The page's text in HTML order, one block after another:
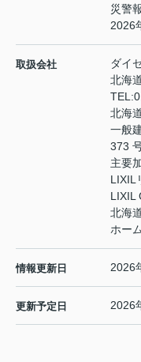
災警
2026
取扱会社
ダイ
北海
TEL:
北海
一般
373
主要
LIXIL
LIXIL
北海
ホー
情報更新日 2026
更新予定日 2026